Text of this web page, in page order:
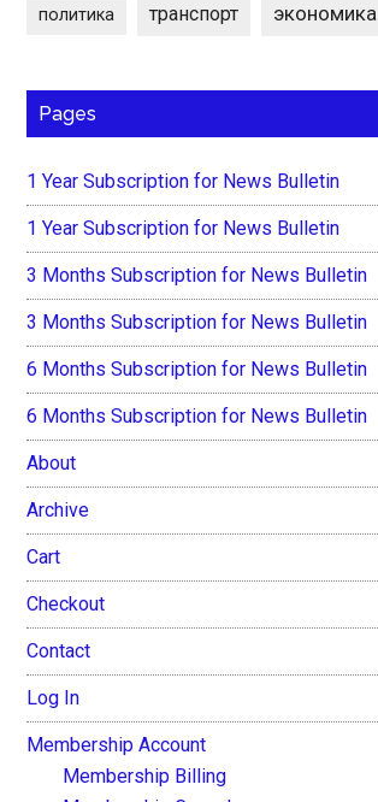
политика транспорт экономика
Pages
1 Year Subscription for News Bulletin
1 Year Subscription for News Bulletin
3 Months Subscription for News Bulletin
3 Months Subscription for News Bulletin
6 Months Subscription for News Bulletin
6 Months Subscription for News Bulletin
About
Archive
Cart
Checkout
Contact
Log In
Membership Account
Membership Billing